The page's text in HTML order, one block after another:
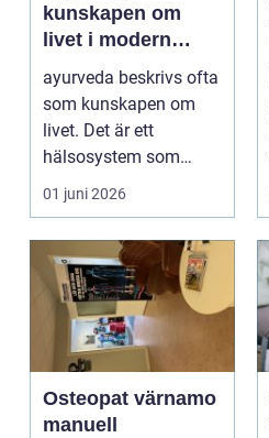
kunskapen om
livet i modern
vardag
ayurveda beskrivs ofta
som kunskapen om
livet. Det är ett
hälsosystem som
betonar balans, helhet
och...
01 juni 2026
Osteopat värnamo
manuell